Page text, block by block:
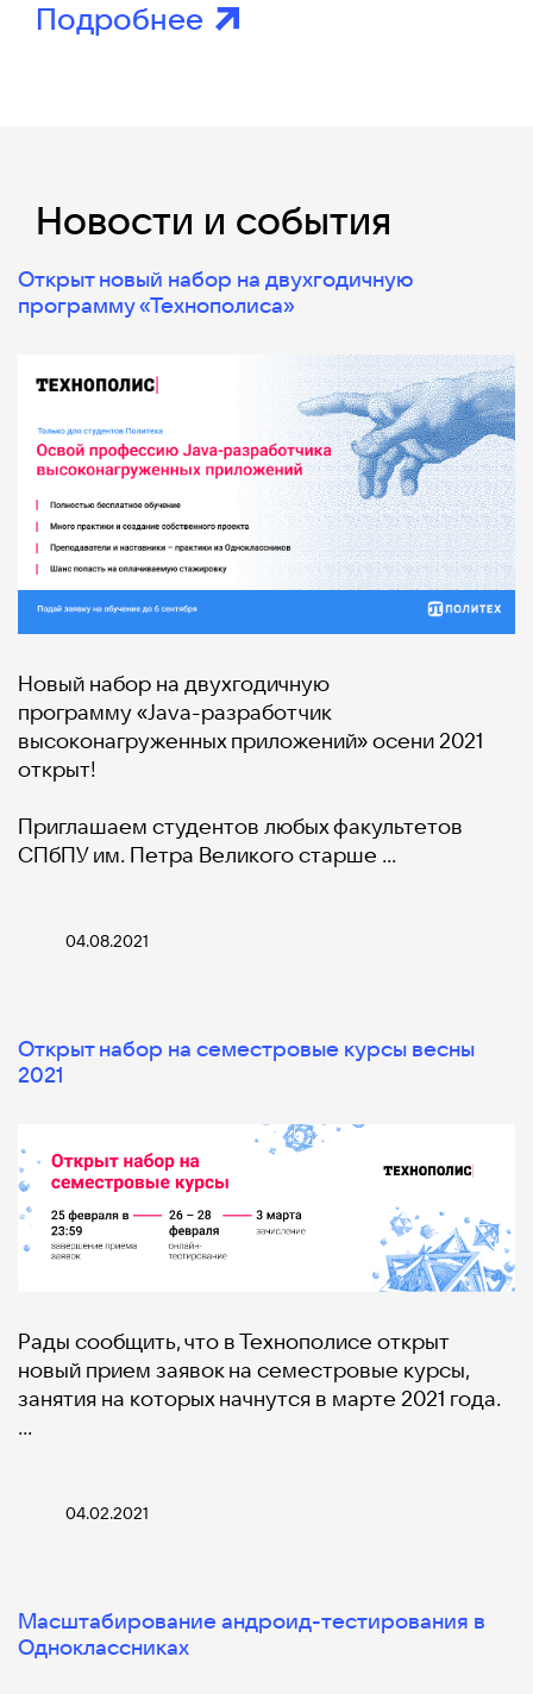
Подробнее
Новости и события
Открыт новый набор на двухгодичную
программу «Технополиса»
Новый набор на двухгодичную
программу «Java-разработчик
высоконагруженных приложений» осени 2021
открыт!
Приглашаем студентов любых факультетов
СПбПУ им. Петра Великого старше …
04.08.2021
Открыт набор на семестровые курсы весны
2021
Рады сообщить, что в Технополисе открыт
новый прием заявок на семестровые курсы,
занятия на которых начнутся в марте 2021 года.
…
04.02.2021
Масштабирование андроид-тестирования в
Одноклассниках